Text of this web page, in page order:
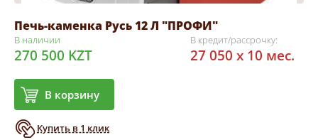
Печь-каменка Русь 12 Л "ПРОФИ"
В наличии
270 500 KZT
В корзину
Купить в 1 клик
В кредит/рассрочку:
27 050 x 10 мес.